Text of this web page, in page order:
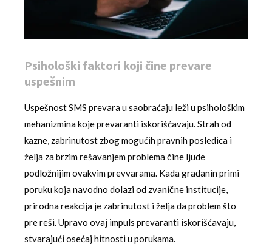
Psihološki faktori koji čine prevare
uspešnim
Uspešnost SMS prevara u saobraćaju leži u psihološkim
mehanizmina koje prevaranti iskorišćavaju. Strah od
kazne, zabrinutost zbog mogućih pravnih posledica i
želja za brzim rešavanjem problema čine ljude
podložnijim ovakvim prevvarama. Kada građanin primi
poruku koja navodno dolazi od zvanične institucije,
prirodna reakcija je zabrinutost i želja da problem što
pre reši. Upravo ovaj impuls prevaranti iskorišćavaju,
stvarajući osećaj hitnosti u porukama.